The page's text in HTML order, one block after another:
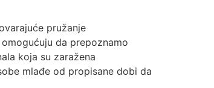
pružanje
da prepoznamo
koja su zaražena
mlađe od propisane dobi da